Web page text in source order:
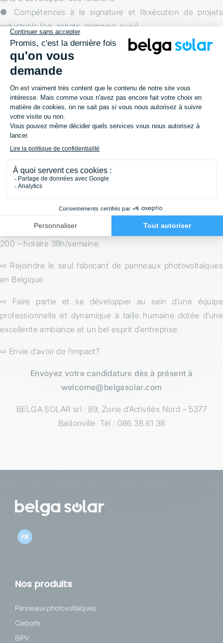
● Compétences à la signature et l’exécution de projets
industriels (eg. achats, planning, suivi)
● Conception d’une installation photovoltaïque industrielle
(eg. dimensionnement, aspects électriques, système de
pose en toiture et sol, analyse de rentabilité)
conception à l’exécution
● Leadership permettant de réaliser les chantiers ‘PME’
(gestion équipes internes et externes)
● Rigoureux, précis et capable de résoudre des problèmes
de façon autonome
● Dynamique, travailleur, digne de confiance, ponctuel
● Sociable, respectueux et aimant travailler dans une équipe
Package salarial complet avec chèques repas et véhicule. CP
200 – horaire 38h/semaine.
⇨ Rejoindre le seul fabricant de panneaux photovoltaïques
en Belgique
⇨ Faire partie et se développer au sein d’une équipe
professionnelle et dynamique à taille humaine dotée d’une
excellente ambiance et un bel esprit d’entreprise.
⇨ Envie d’avoir de l’impact?
Envoyez votre candidature dès à présent à
welcome@belgasolar.com
BELGA SOLAR srl : 89, Zone d’Activités Nord – 5377
Baillonville. Tél : 086 38 81 38
FR
Nos produits
Panneaux photovoltaïques
Carports
BIPV